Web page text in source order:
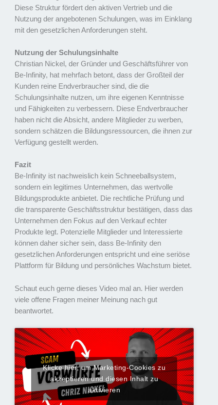
Diese Struktur fördert den aktiven Vertrieb und die
Nutzung der angebotenen Schulungen, was im Einklang
mit den gesetzlichen Anforderungen steht.
Nutzung der Schulungsinhalte
Christian Nickel, der Gründer und Geschäftsführer von
Be-Infinity, hat mehrfach betont, dass der Großteil der
Kunden reine Endverbraucher sind, die die
Schulungsinhalte nutzen, um ihre eigenen Kenntnisse
und Fähigkeiten zu verbessern. Diese Endverbraucher
haben nicht die Absicht, andere Mitglieder zu werben,
sondern schätzen die Bildungsressourcen, die ihnen zur
Verfügung gestellt werden.
Fazit
Be-Infinity ist nachweislich kein Schneeballsystem,
sondern ein legitimes Unternehmen, das wertvolle
Bildungsprodukte anbietet. Die rechtliche Prüfung und
die transparente Geschäftsstruktur bestätigen, dass das
Unternehmen den Fokus auf den Verkauf echter
Produkte legt. Potenzielle Mitglieder und Interessierte
können daher sicher sein, dass Be-Infinity den
gesetzlichen Anforderungen entspricht und eine seriöse
Plattform für Bildung und persönliches Wachstum bietet.
Schaut euch gerne dieses Video mal an. Hier werden
viele offene Fragen meiner Meinung nach gut
beantwortet.
Klicke hier, um Marketing-Cookies zu
akzeptieren und diesen Inhalt zu
aktivieren